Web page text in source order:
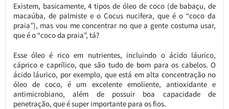
Existem, basicamente, 4 tipos de óleo de coco (de babaçu, de
macaúba, de palmiste e o Cocus nucifera, que é o “coco da
praia”), mas vou me concentrar no que a gente costuma usar,
que é o “coco da praia”, tá?
Esse óleo é rico em nutrientes, incluindo o ácido láurico,
cáprico e caprílico, que são tudo de bom para os cabelos. O
ácido láurico, por exemplo, que está em alta concentração no
óleo de coco, é um excelente emoliente, antioxidante e
antimicrobiano, além de possuir boa capacidade de
penetração, que é super importante para os fios.